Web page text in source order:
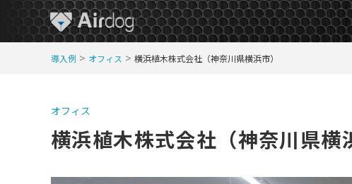
導入例 > オフィス > 横浜植木株式会社（神奈川県横浜市）
オフィス
横浜植木株式会社（神奈川県横